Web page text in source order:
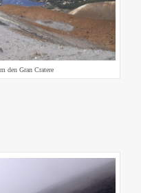
den Gran Cratere